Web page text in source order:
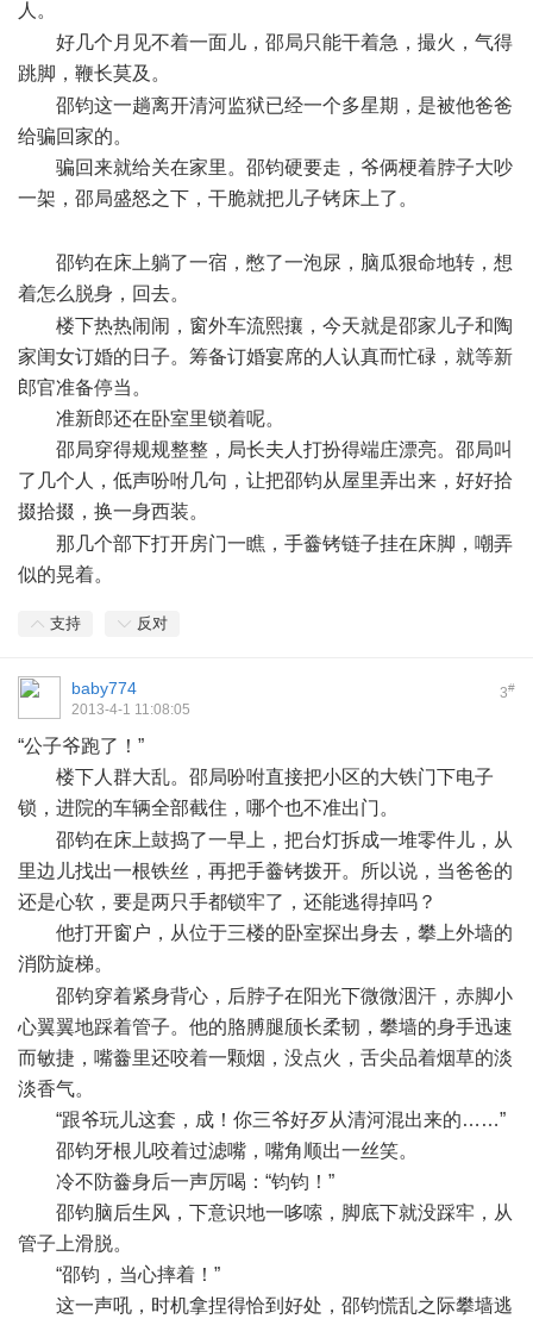
人。
好几个月见不着一面儿，邵局只能干着急，撮火，气得
跳脚，鞭长莫及。
邵钧这一趟离开清河监狱已经一个多星期，是被他爸爸
给骗回家的。
骗回来就给关在家里。邵钧硬要走，爷俩梗着脖子大吵
一架，邵局盛怒之下，干脆就把儿子铐床上了。
邵钧在床上躺了一宿，憋了一泡尿，脑瓜狠命地转，想
着怎么脱身，回去。
楼下热热闹闹，窗外车流熙攘，今天就是邵家儿子和陶
家闺女订婚的日子。筹备订婚宴席的人认真而忙碌，就等新
郎官准备停当。
准新郎还在卧室里锁着呢。
邵局穿得规规整整，局长夫人打扮得端庄漂亮。邵局叫
了几个人，低声吩咐几句，让把邵钧从屋里弄出来，好好拾
掇拾掇，换一身西装。
那几个部下打开房门一瞧，手齤铐链子挂在床脚，嘲弄
似的晃着。
支持 反对
3#
baby774
2013-4-1 11:08:05
“公子爷跑了！”
楼下人群大乱。邵局吩咐直接把小区的大铁门下电子
锁，进院的车辆全部截住，哪个也不准出门。
邵钧在床上鼓捣了一早上，把台灯拆成一堆零件儿，从
里边儿找出一根铁丝，再把手齤铐拨开。所以说，当爸爸的
还是心软，要是两只手都锁牢了，还能逃得掉吗？
他打开窗户，从位于三楼的卧室探出身去，攀上外墙的
消防旋梯。
邵钧穿着紧身背心，后脖子在阳光下微微洇汗，赤脚小
心翼翼地踩着管子。他的胳膊腿颀长柔韧，攀墙的身手迅速
而敏捷，嘴齤里还咬着一颗烟，没点火，舌尖品着烟草的淡
淡香气。
“跟爷玩儿这套，成！你三爷好歹从清河混出来的……”
邵钧牙根儿咬着过滤嘴，嘴角顺出一丝笑。
冷不防齤身后一声厉喝：“钧钧！”
邵钧脑后生风，下意识地一哆嗦，脚底下就没踩牢，从
管子上滑脱。
“邵钧，当心摔着！”
这一声吼，时机拿捏得恰到好处，邵钧慌乱之际攀墙逃